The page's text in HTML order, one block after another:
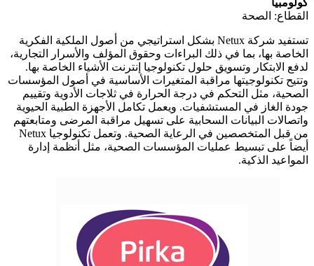
القطاع: الصحة
تستفيد شركة Netux بشكل استراتيجي من أصول الملكية الفكرية
الخاصة بها، بما في ذلك البراءات وحقوق المؤلف والأسرار التجارية،
لدفع الابتكار وتسويق حلول تكنولوجيا إنترنت الأشياء الخاصة بها.
وتتيح تكنولوجيتها مراقبة المتغيرات الأساسية في أصول المؤسسات
الصحية، مثل التحكم في درجة الحرارة في ثلاجات الأدوية وتقييم
جودة الغاز في المستشفيات. ويعمل تكامل الأجهزة الطبية الحيوية
واتصالات البيانات السحابية على تسهيل مراقبة المرضى ومتابعتهم
من قبل المتخصصين في الرعاية الصحية. وتعمل تكنولوجيا Netux
أيضاً على تبسيط عمليات المؤسسات الصحية، مثل أنظمة إدارة
المواعيد الذكية.